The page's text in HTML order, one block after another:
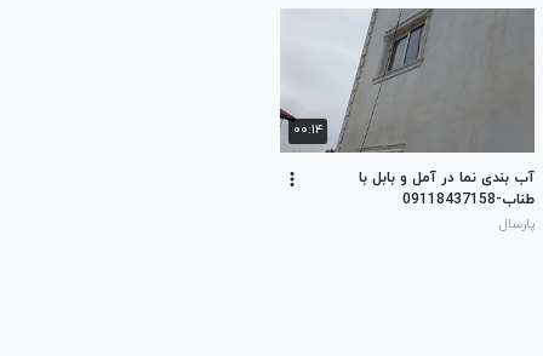
۰۰:۱۴
آب بندی نما در آمل و بابل با
طناب-09118437158
پارسال